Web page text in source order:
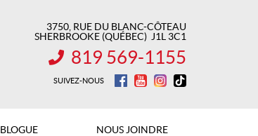
3750, RUE DU BLANC-CÔTEAU
SHERBROOKE (QUÉBEC) J1L 3C1
INFORMATION :
819 569-1155
SUIVEZ-NOUS
BLOGUE NOUS JOINDRE